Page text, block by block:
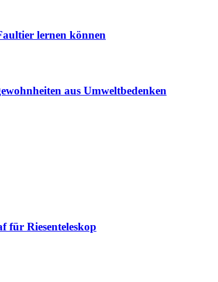
lernen können
aus Umweltbedenken
für Riesenteleskop